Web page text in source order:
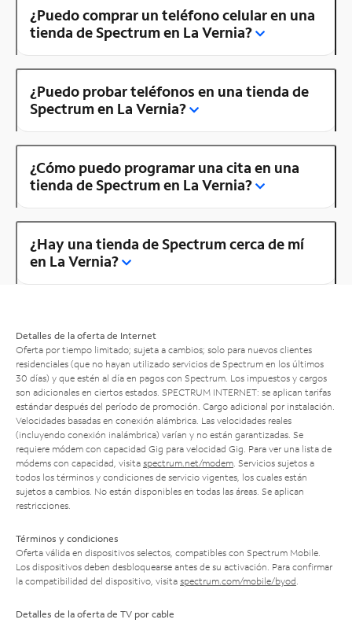
¿Puedo comprar un teléfono celular en una
tienda de Spectrum en La Vernia?
¿Puedo probar teléfonos en una tienda de
Spectrum en La Vernia?
¿Cómo puedo programar una cita en una
tienda de Spectrum en La Vernia?
¿Hay una tienda de Spectrum cerca de mí
en La Vernia?
Detalles de la oferta de Internet
Oferta por tiempo limitado; sujeta a cambios; solo para nuevos clientes
residenciales (que no hayan utilizado servicios de Spectrum en los últimos
30 días) y que estén al día en pagos con Spectrum. Los impuestos y cargos
son adicionales en ciertos estados. SPECTRUM INTERNET: se aplican tarifas
estándar después del período de promoción. Cargo adicional por instalación.
Velocidades basadas en conexión alámbrica. Las velocidades reales
(incluyendo conexión inalámbrica) varían y no están garantizadas. Se
requiere módem con capacidad Gig para velocidad Gig. Para ver una lista de
módems con capacidad, visita spectrum.net/modem . Servicios sujetos a
todos los términos y condiciones de servicio vigentes, los cuales están
sujetos a cambios. No están disponibles en todas las áreas. Se aplican
restricciones.
Términos y condiciones
Oferta válida en dispositivos selectos, compatibles con Spectrum Mobile.
Los dispositivos deben desbloquearse antes de su activación. Para confirmar
la compatibilidad del dispositivo, visita spectrum.com/mobile/byod
Detalles de la oferta de TV por cable